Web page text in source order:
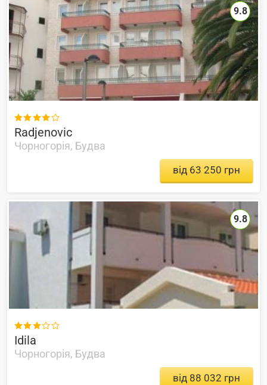

Radjenovic
Чорногорія, Будва
9.8
від 63 250 грн

Idila
Чорногорія, Будва
9.8
від 88 032 грн